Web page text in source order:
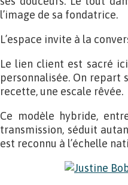
l’image de sa fondatrice.
L’espace invite à la
Le lien client est sacré
personnalisée. On repart
recette, une escale rêvée.
Ce modèle hybride,
transmission, séduit
est reconnu à l’échelle